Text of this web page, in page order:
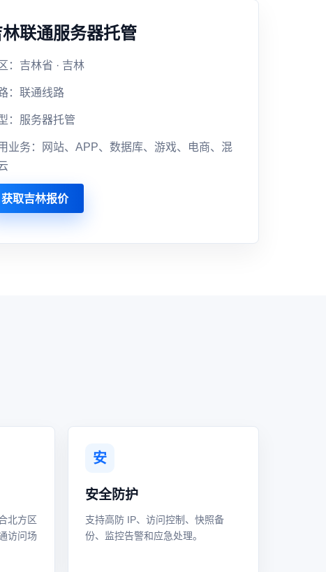
联通服务器托管
：吉林省 · 吉林
：联通线路
：服务器托管
业务：网站、APP、数据库、游戏、电商、混
获取吉林报价
北方区
访问场
安
安全防护
支持高防 IP、访问控制、快照备
份、监控告警和应急处理。